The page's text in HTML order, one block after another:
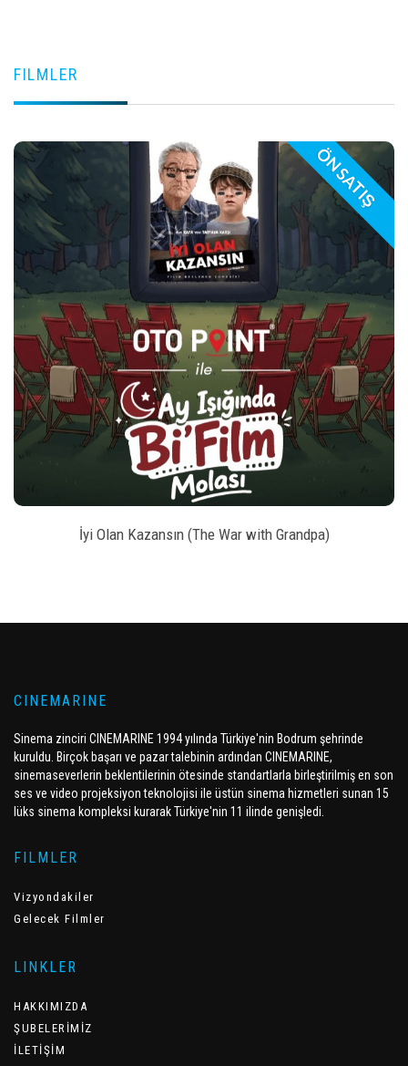
FILMLER
play_arrow
style BILET SATIN AL
ÖN SATIŞ
İyi Olan Kazansın (The War with Grandpa)
CINEMARINE
Sinema zinciri CINEMARINE 1994 yılında Türkiye'nin Bodrum şehrinde
kuruldu. Birçok başarı ve pazar talebinin ardından CINEMARINE,
sinemaseverlerin beklentilerinin ötesinde standartlarla birleştirilmiş en son
ses ve video projeksiyon teknolojisi ile üstün sinema hizmetleri sunan 15
lüks sinema kompleksi kurarak Türkiye'nin 11 ilinde genişledi.
FILMLER
Vizyondakiler
Gelecek Filmler
LINKLER
HAKKIMIZDA
ŞUBELERİMİZ
İLETİŞİM